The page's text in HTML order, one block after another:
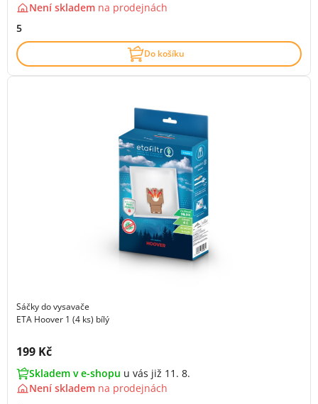
Není skladem na prodejnách
5
Do košíku
Sáčky do vysavače
ETA Hoover 1 (4 ks) bílý
Cena s DPH:
199 Kč
Skladem v e-shopu u vás již 11. 8.
Není skladem na prodejnách